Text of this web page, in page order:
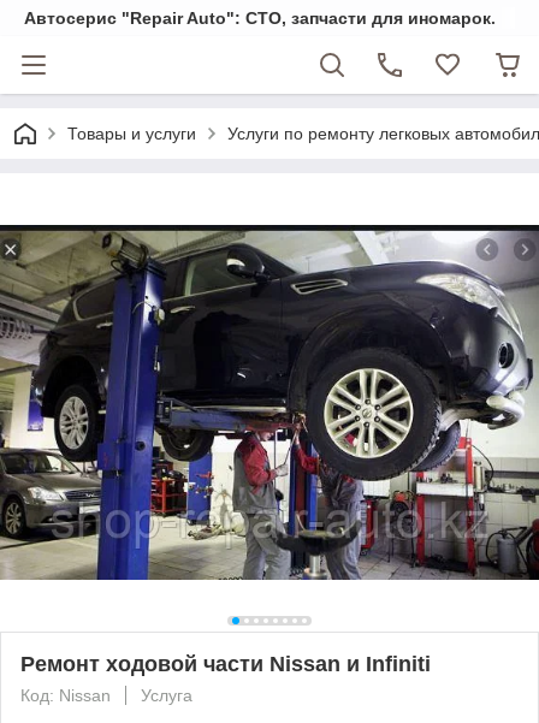
Автосерис "Repair Auto": СТО, запчасти для иномарок.
Товары и услуги Услуги по ремонту легковых
Ремонт ходовой части Nissan и Infiniti
Код: Nissan Услуга